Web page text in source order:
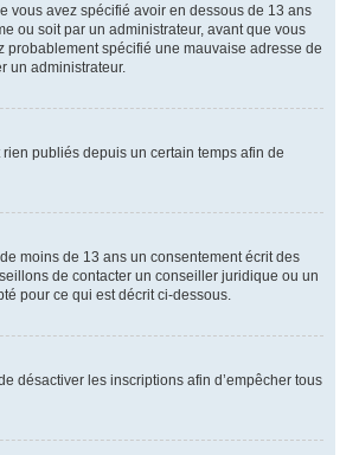
vous avez spécifié avoir en dessous de 13 ans
ou soit par un administrateur, avant que vous
probablement spécifié une mauvaise adresse de
un administrateur.
publiés depuis un certain temps afin de
moins de 13 ans un consentement écrit des
de contacter un conseiller juridique ou un
pour ce qui est décrit ci-dessous.
désactiver les inscriptions afin d’empêcher tous